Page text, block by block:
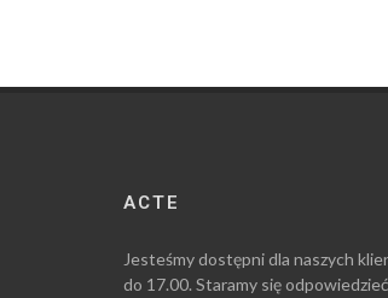
ACTE
Jesteśmy dostępni dla naszych
do 17.00. Staramy się